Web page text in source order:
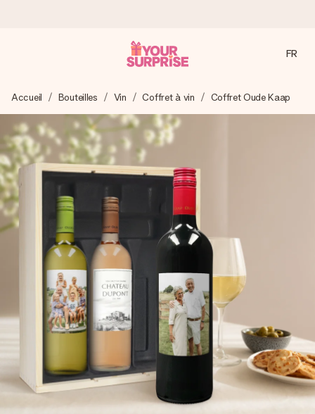
Nous préparons votre cadeau avec attention et l’envoyons
en un éclair – pour que vous puissiez l’offrir au bon moment,
quand cela compte le plus.
4,9 (sur la base de +15 000 avis)
Nos cadeaux sont appréciés. Les clients nous attribuent
une note de 4,9 sur Google Reviews (total de tous les
pays où nous sommes présents).
Carte de vœux gratuite
Créez quelque chose d’unique en quelques étapes – avec
son prénom, votre photo ou un message qui touche le cœur.
Sans complications, juste tout l’amour pour le moment idéal.
FR
Accueil Bouteilles Vin Coffret à vin Coffret Oude Kaap